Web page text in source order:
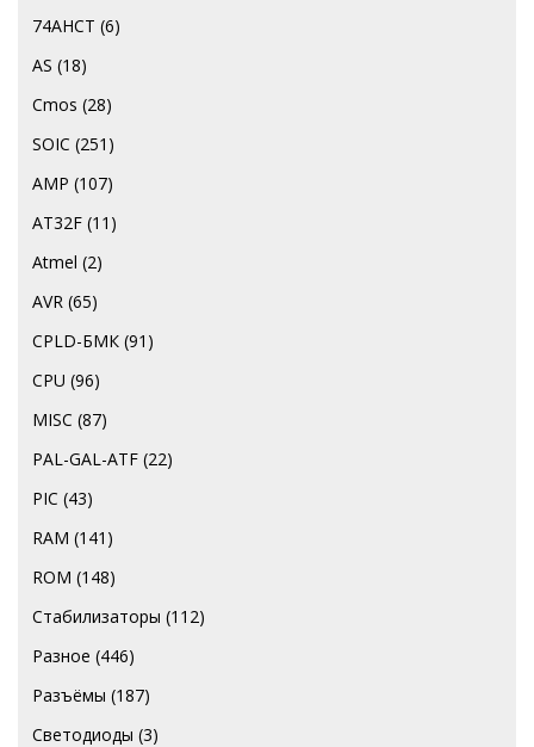
74АНСТ (6)
AS (18)
Cmos (28)
SOIC (251)
AMP (107)
AT32F (11)
Atmel (2)
AVR (65)
CPLD-БМК (91)
CPU (96)
MISC (87)
PAL-GAL-ATF (22)
PIC (43)
RAM (141)
ROM (148)
Стабилизаторы (112)
Разное (446)
Разъёмы (187)
Светодиоды (3)